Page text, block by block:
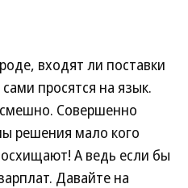
входят ли поставки
просятся на язык.
Совершенно
решения мало кого
А ведь если бы
Давайте на